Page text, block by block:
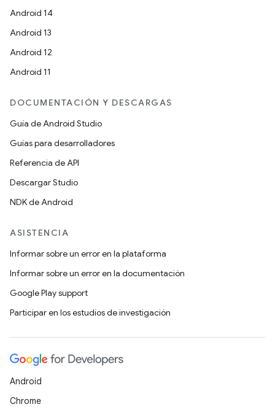
Android 14
Android 13
Android 12
Android 11
DOCUMENTACIÓN Y DESCARGAS
Guía de Android Studio
Guías para desarrolladores
Referencia de API
Descargar Studio
NDK de Android
ASISTENCIA
Informar sobre un error en la plataforma
Informar sobre un error en la documentación
Google Play support
Participar en los estudios de investigación
Android
Chrome